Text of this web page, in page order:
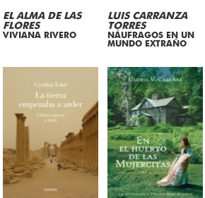
EL ALMA DE LAS
FLORES
VIVIANA RIVERO
LUIS CARRANZA
TORRES
NÁUFRAGOS EN UN
MUNDO EXTRAÑO